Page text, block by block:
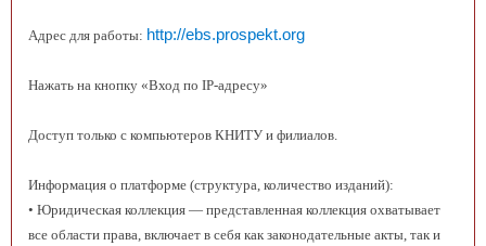
Адрес для работы: http://ebs.prospekt.org
Нажать на кнопку «Вход по IP-адресу»
Доступ только с компьютеров КНИТУ и филиалов.
Информация о платформе (структура, количество изданий):
• Юридическая коллекция — представленная коллекция охватывает
все области права, включает в себя как законодательные акты, так и